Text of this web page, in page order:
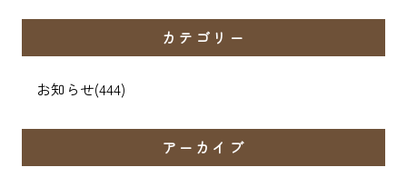
カテゴリー
お知らせ(444)
アーカイブ